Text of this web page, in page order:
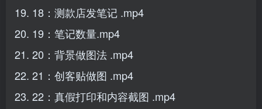
19. 18：测款店发笔记 .mp4
20. 19：笔记数量.mp4
21. 20：背景做图法 .mp4
22. 21：创客贴做图 .mp4
23. 22：真假打印和内容截图 .mp4